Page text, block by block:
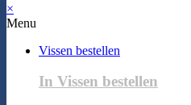
×
Menu
Vissen bestellen
In Vissen bestellen